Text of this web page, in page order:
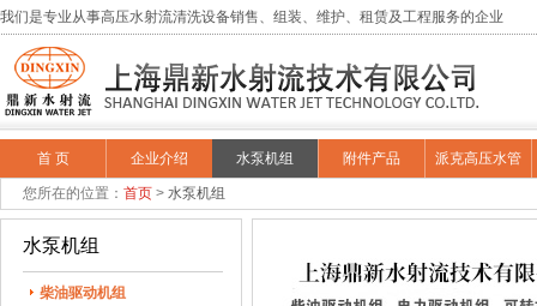
我们是专业从事高压水射流清洗设备销售、组装、维护、租赁及工程服务的企业
首 页 企业介绍 水泵机组 附件产品 派克高压水管
您所在的位置： 首页 > 水泵机组
水泵机组
柴油驱动机组